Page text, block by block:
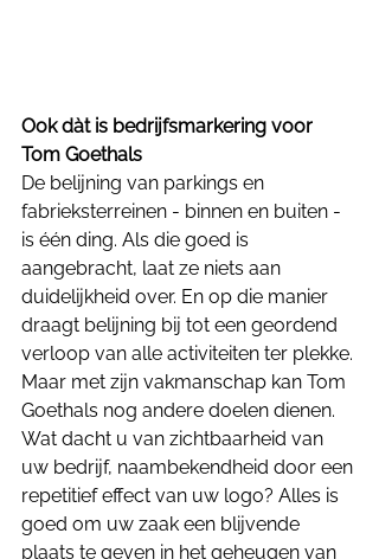
Ook dàt is bedrijfsmarkering voor
Tom Goethals
De belijning van parkings en
fabrieksterreinen - binnen en buiten -
is één ding. Als die goed is
aangebracht, laat ze niets aan
duidelijkheid over. En op die manier
draagt belijning bij tot een geordend
verloop van alle activiteiten ter plekke.
Maar met zijn vakmanschap kan Tom
Goethals nog andere doelen dienen.
Wat dacht u van zichtbaarheid van
uw bedrijf, naambekendheid door een
repetitief effect van uw logo? Alles is
goed om uw zaak een blijvende
plaats te geven in het geheugen van